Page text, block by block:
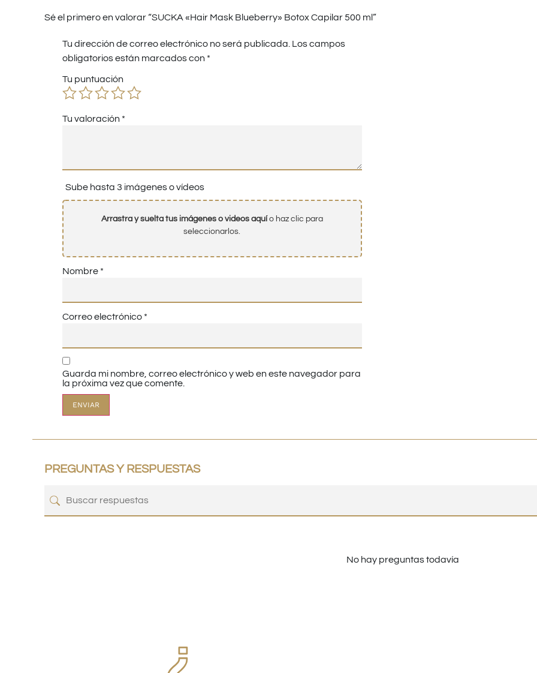
Sé el primero en valorar “SUCKA «Hair Mask Blueberry» Botox Capilar 500 ml”
Tu dirección de correo electrónico no será publicada. Los campos
obligatorios están marcados con *
Tu puntuación
Tu valoración *
Sube hasta 3 imágenes o vídeos
Arrastra y suelta tus imágenes o videos aquío haz clic para
seleccionarlos.
Nombre *
Correo electrónico *
Guarda mi nombre, correo electrónico y web en este navegador para
la próxima vez que comente.
PREGUNTAS Y RESPUESTAS
No hay preguntas todavía